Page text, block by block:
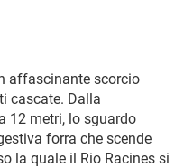
affascinante scorcio
cascate. Dalla
12 metri, lo sguardo
forra che scende
la quale il Rio Racines si